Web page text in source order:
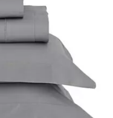
Fechar [×]